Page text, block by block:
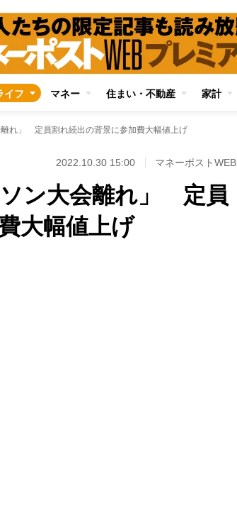
イフ マネー 住まい・不動産 家計
れ」 定員割れ続出の背景に参加費大幅値上げ
2022.10.30 15:00 マネーポストWEB
ン大会離れ」 定員
大幅値上げ